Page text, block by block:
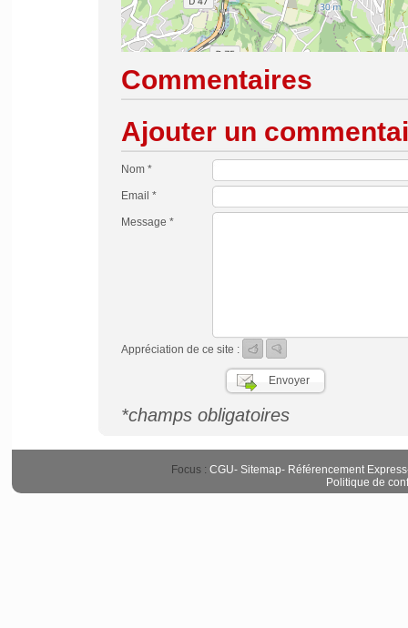
Commentaires
Ajouter un
Nom *
Email *
Message *
Appréciation de ce site :
*champs obligatoires
Focus : CGU- Sitemap- Référencement Express
Politique de